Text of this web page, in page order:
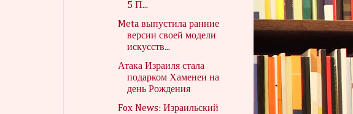
5 П...
Meta выпустила ранние
версии своей модели
искусств...
Атака Израиля стала
подарком Хаменеи на
день Рождения
Fox News: Израильский